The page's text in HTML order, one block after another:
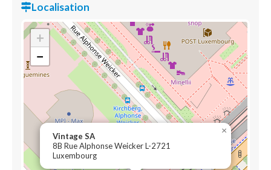
Localisation
Vintage SA
8B Rue Alphonse Weicker L-2721
Luxembourg
×
+
−